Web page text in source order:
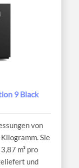
9 Black
von
Sie
m³ pro
und